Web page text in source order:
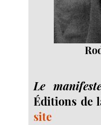
Le
Éditions de
site